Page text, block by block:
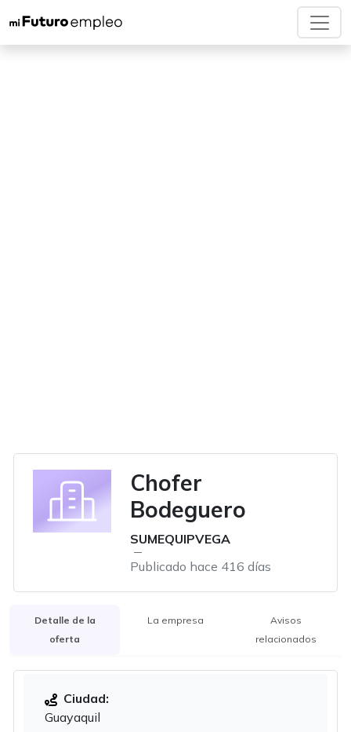
Chofer
Bodeguero
SUMEQUIPVEGA
Publicado hace 416 días
Detalle de la
oferta
La empresa
Avisos
relacionados
Ciudad:
Guayaquil